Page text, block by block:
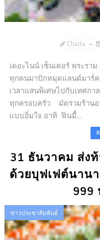
Chada
เดอะไนน์ เซ็นเตอร์ พระรา
ทุกคนมาปักหมุดแลนด์มาร์ค
เวลาแสนพิเศษไปกับเทศก
ทุกครอบครัว มัดรวมร้านอ
แบบอิ่มใจ อาทิ ฟินมื้...
31 ธันวาคม ส่ง
ด้วยบุฟเฟต์นาน
999
ข่าวประชาสัมพันธ์